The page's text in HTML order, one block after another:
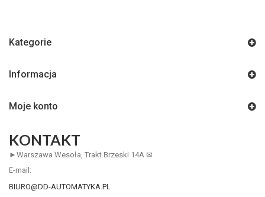
Kategorie
Informacja
Moje konto
KONTAKT
►Warszawa Wesoła, Trakt Brzeski 14A ✉
E-mail:
BIURO@DD-AUTOMATYKA.PL